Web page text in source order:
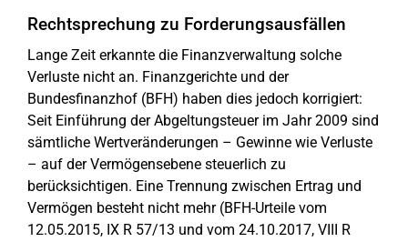
Rechtsprechung zu Forderungsausfällen
Lange Zeit erkannte die Finanzverwaltung solche
Verluste nicht an. Finanzgerichte und der
Bundesfinanzhof (BFH) haben dies jedoch korrigiert:
Seit Einführung der Abgeltungsteuer im Jahr 2009 sind
sämtliche Wertveränderungen – Gewinne wie Verluste
– auf der Vermögensebene steuerlich zu
berücksichtigen. Eine Trennung zwischen Ertrag und
Vermögen besteht nicht mehr (BFH-Urteile vom
12.05.2015, IX R 57/13 und vom 24.10.2017, VIII R